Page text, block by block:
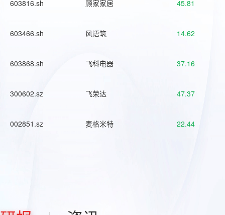
603816.sh 顾家家居 45.81
603466.sh 风语筑 14.62
603868.sh 飞科电器 37.16
300602.sz 飞荣达 47.37
002851.sz 麦格米特 22.44